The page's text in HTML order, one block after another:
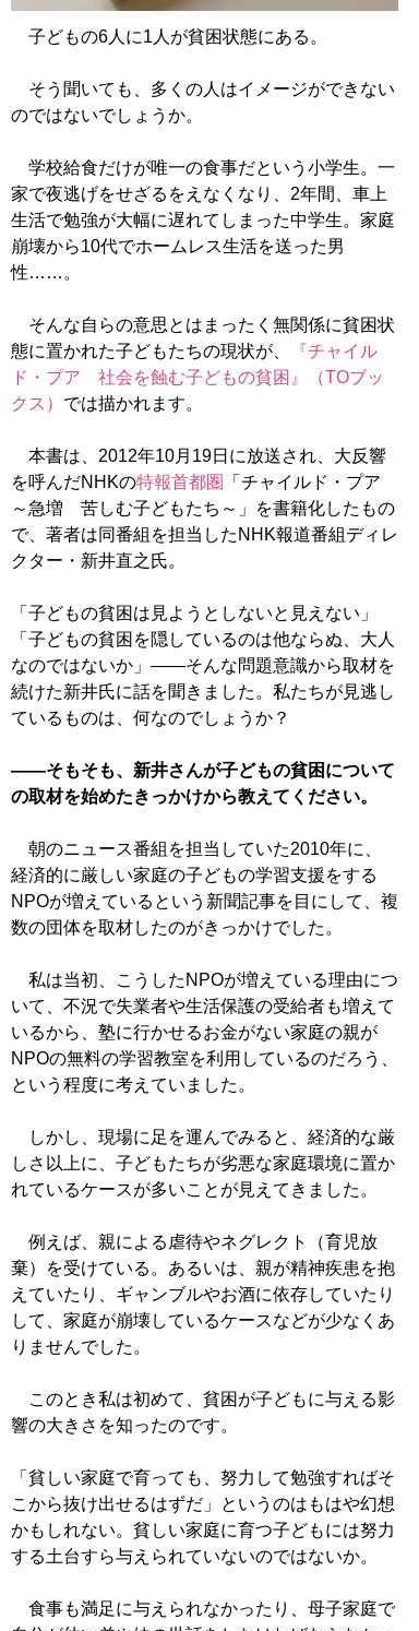
子どもの6人に1人が貧困状態にある。
そう聞いても、多くの人はイメージができない
のではないでしょうか。
学校給食だけが唯一の食事だという小学生。一
家で夜逃げをせざるをえなくなり、2年間、車上
生活で勉強が大幅に遅れてしまった中学生。家庭
崩壊から10代でホームレス生活を送った男
性……。
そんな自らの意思とはまったく無関係に貧困状
態に置かれた子どもたちの現状が、
『チャイル
ド・プア 社会を蝕む子どもの貧困』（TOブッ
クス） では描かれます。
本書は、2012年10月19日に放送され、大反響
を呼んだNHKの特報首都圏
「チャイルド・プア
～急増 苦しむ子どもたち～」を書籍化したもの
で、著者は同番組を担当したNHK報道番組ディレ
クター・新井直之氏。
「子どもの貧困は見ようとしないと見えない」
「子どもの貧困を隠しているのは他ならぬ、大人
なのではないか」――そんな問題意識から取材を
続けた新井氏に話を聞きました。私たちが見逃し
ているものは、何なのでしょうか？
――そもそも、新井さんが子どもの貧困について
の取材を始めたきっかけから教えてください。
朝のニュース番組を担当していた2010年に、
経済的に厳しい家庭の子どもの学習支援をする
NPOが増えているという新聞記事を目にして、複
数の団体を取材したのがきっかけでした。
私は当初、こうしたNPOが増えている理由につ
いて、不況で失業者や生活保護の受給者も増えて
いるから、塾に行かせるお金がない家庭の親が
NPOの無料の学習教室を利用しているのだろう、
という程度に考えていました。
しかし、現場に足を運んでみると、経済的な厳
しさ以上に、子どもたちが劣悪な家庭環境に置か
れているケースが多いことが見えてきました。
例えば、親による虐待やネグレクト（育児放
棄）を受けている。あるいは、親が精神疾患を抱
えていたり、ギャンブルやお酒に依存していたり
して、家庭が崩壊しているケースなどが少なくあ
りませんでした。
このとき私は初めて、貧困が子どもに与える影
響の大きさを知ったのです。
「貧しい家庭で育っても、努力して勉強すればそ
こから抜け出せるはずだ」というのはもはや幻想
かもしれない。貧しい家庭に育つ子どもには努力
する土台すら与えられていないのではないか。
食事も満足に与えられなかったり、母子家庭で